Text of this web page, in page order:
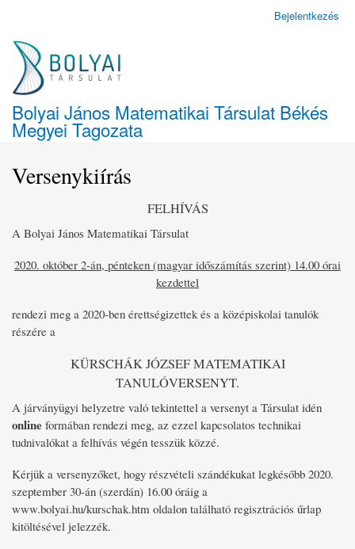
fiók
menüje
Bejelentkezés
Bolyai János Matematikai Társulat Békés
Megyei Tagozata
Versenykiírás
FELHÍVÁS
A Bolyai János Matematikai Társulat
2020. október 2-án, pénteken (magyar időszámítás szerint) 14.00 órai
kezdettel
rendezi meg a 2020-ben érettségizettek és a középiskolai tanulók
részére a
KÜRSCHÁK JÓZSEF MATEMATIKAI
TANULÓVERSENYT.
A járványügyi helyzetre való tekintettel a versenyt a Társulat idén
online formában rendezi meg, az ezzel kapcsolatos technikai
tudnivalókat a felhívás végén tesszük közzé.
Kérjük a versenyzőket, hogy részvételi szándékukat legkésőbb 2020.
szeptember 30-án (szerdán) 16.00 óráig a
www.bolyai.hu/kurschak.htm oldalon található regisztrációs űrlap
kitöltésével jelezzék.